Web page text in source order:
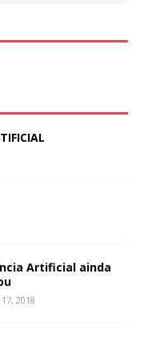
Artificial ainda
2018